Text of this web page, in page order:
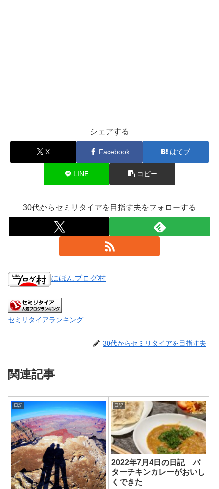
シェアする
X Facebook はてブ
LINE コピー
30代からセミリタイアを目指す夫をフォローする
にほんブログ村
セミリタイアランキング
30代からセミリタイアを目指す夫
関連記事
日記 日記
2022年7月4日の日記 バ
ターチキンカレーがおいし
くできた